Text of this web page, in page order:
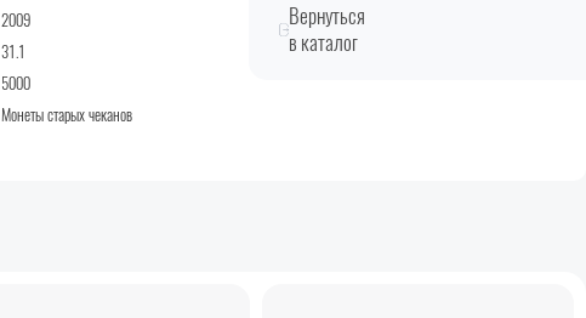
2009
31.1
5000
Монеты старых чеканов
Вернуться
в каталог